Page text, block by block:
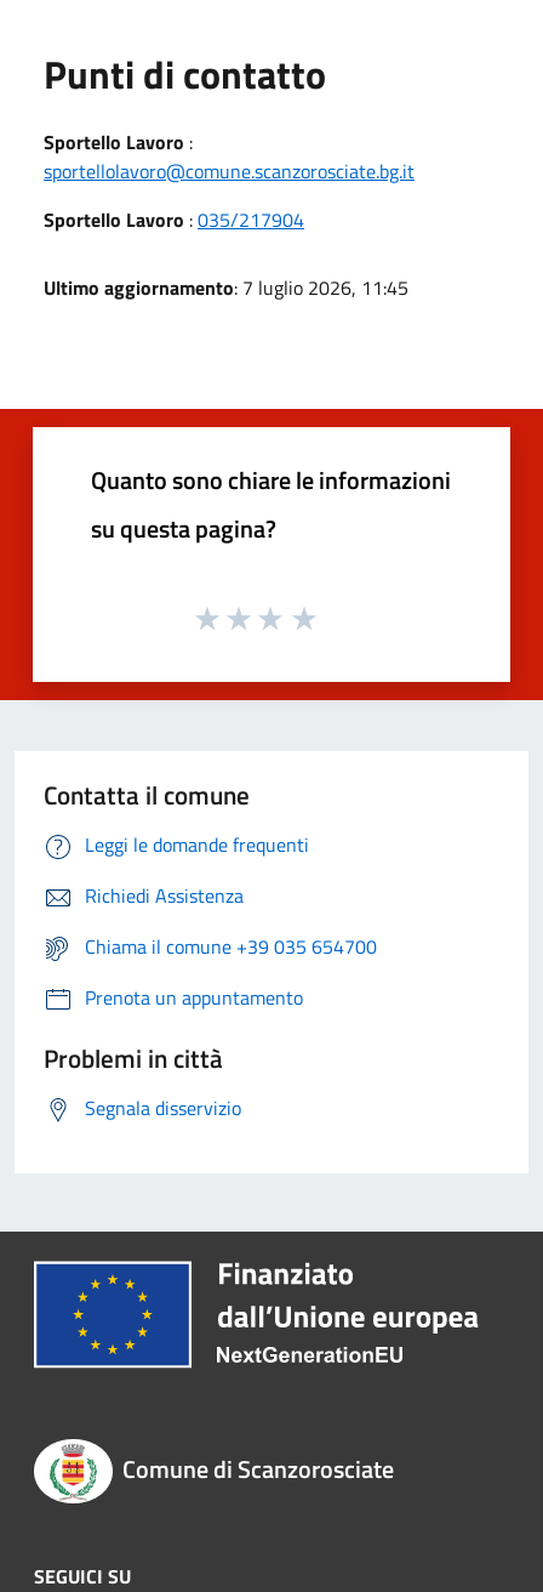
Punti di contatto
Sportello Lavoro :
sportellolavoro@comune.scanzorosciate.bg.it
Sportello Lavoro :035/217904
Ultimo aggiornamento: 7 luglio 2026, 11:45
Quanto sono chiare le informazioni
su questa pagina?
Contatta il comune
Leggi le domande frequenti
Richiedi Assistenza
Chiama il comune +39 035 654700
Prenota un appuntamento
Problemi in città
Segnala disservizio
Comune di Scanzorosciate
SEGUICI SU